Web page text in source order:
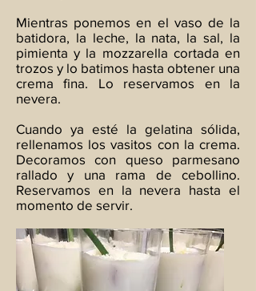
Mientras ponemos en el vaso de la
batidora, la leche, la nata, la sal, la
pimienta y la mozzarella cortada en
trozos y lo batimos hasta obtener una
crema fina. Lo reservamos en la
nevera.
Cuando ya esté la gelatina sólida,
rellenamos los vasitos con la crema.
Decoramos con queso parmesano
rallado y una rama de cebollino.
Reservamos en la nevera hasta el
momento de servir.